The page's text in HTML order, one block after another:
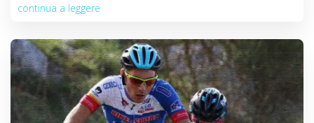
continua a leggere